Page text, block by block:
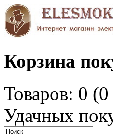
Корзина
Товаров: 0
Удачных